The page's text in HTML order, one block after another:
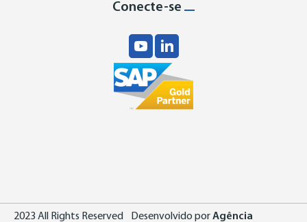
Conecte-se
2023 All Rights Reserved Desenvolvido porAgência